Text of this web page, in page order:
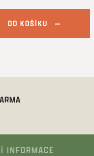
DO KOŠÍKU
INFORMACE